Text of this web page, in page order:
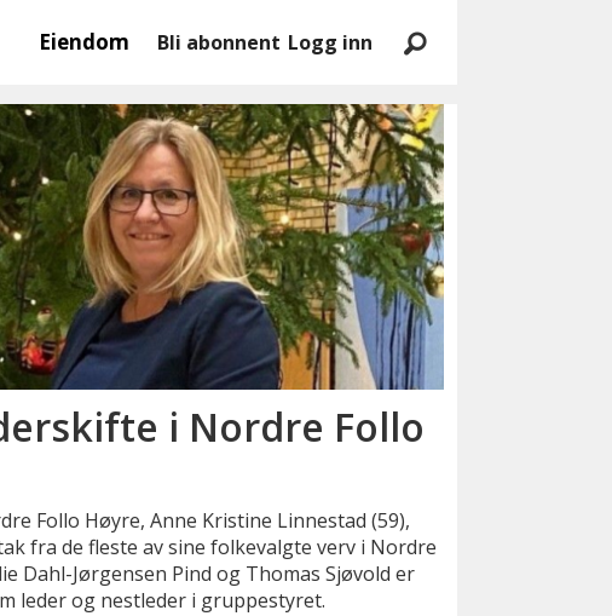
Eiendom Bli abonnent Logg inn
i Nordre Follo
Follo Høyre, Anne Kristine Linnestad (59),
fra de fleste av sine folkevalgte verv i Nordre
Dahl-Jørgensen Pind og Thomas Sjøvold er
leder og nestleder i gruppestyret.